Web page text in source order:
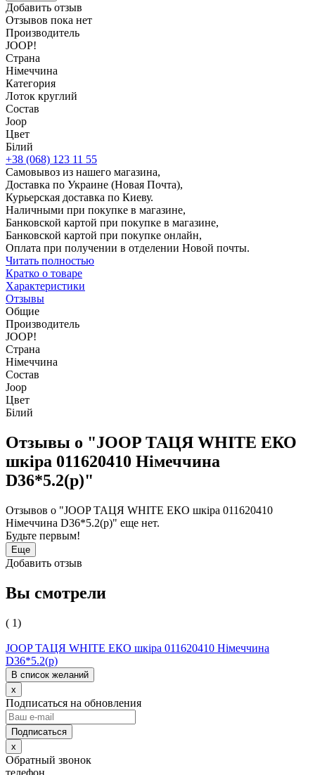
Добавить отзыв
Отзывов пока нет
Производитель
JOOP!
Страна
Німеччина
Категория
Лоток круглий
Состав
Joop
Цвет
Білий
+38 (068) 123 11 55
Самовывоз из нашего магазина,
Доставка по Украине (Новая Почта),
Курьерская доставка по Киеву.
Наличными при покупке в магазине,
Банковской картой при покупке в магазине,
Банковской картой при покупке онлайн,
Оплата при получении в отделении Новой почты.
Читать полностью
Кратко о товаре
Характеристики
Отзывы
Общие
Производитель
JOOP!
Страна
Німеччина
Состав
Joop
Цвет
Білий
Отзывы о "JOOP ТАЦЯ WHITE ЕКО
шкіра 011620410 Німеччина
D36*5.2(р)"
Отзывов о "JOOP ТАЦЯ WHITE ЕКО шкіра 011620410
Німеччина D36*5.2(р)" еще нет.
Будьте первым!
Еще
Добавить отзыв
Вы смотрели
( 1)
JOOP ТАЦЯ WHITE ЕКО шкіра 011620410 Німеччина
D36*5.2(р)
В список желаний
x
Подписаться на обновления
x
Обратный звонок
телефон